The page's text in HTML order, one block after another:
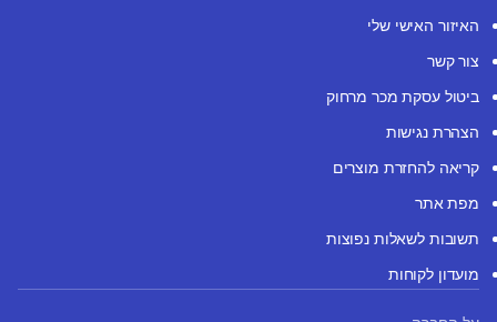
האיזור האישי שלי
צור קשר
ביטול עסקת מכר מרחוק
הצהרת נגישות
קריאה להחזרת מוצרים
מפת אתר
תשובות לשאלות נפוצות
מועדון לקוחות